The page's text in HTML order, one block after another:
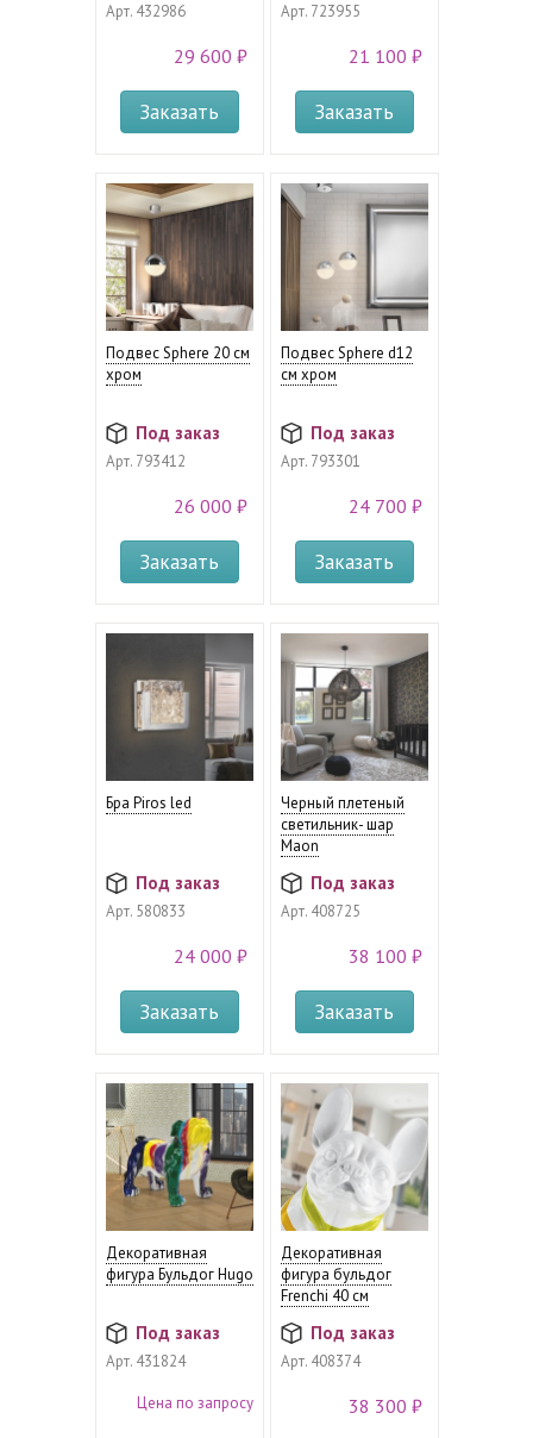
Арт.432986
29 600 ₽
Заказать
Арт.723955
21 100 ₽
Заказать
Подвес Sphere 20 см
хром
Под заказ
Арт.793412
26 000 ₽
Заказать
Подвес Sphere d12
см хром
Под заказ
Арт.793301
24 700 ₽
Заказать
Бра Piros led
Под заказ
Арт.580833
24 000 ₽
Заказать
Черный плетеный
светильник- шар
Maon
Под заказ
Арт.408725
38 100 ₽
Заказать
Декоративная
фигура Бульдог Hugo
Под заказ
Арт.431824
Цена по запросу
Декоративная
фигура бульдог
Frenchi 40 см
Под заказ
Арт.408374
38 300 ₽